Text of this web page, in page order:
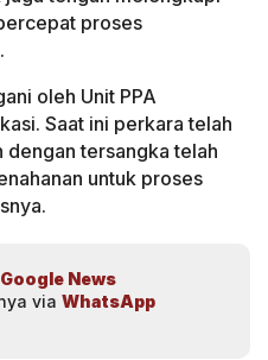
proses
oleh Unit PPA
Saat ini perkara telah
tersangka telah
untuk proses
Google News
via WhatsApp